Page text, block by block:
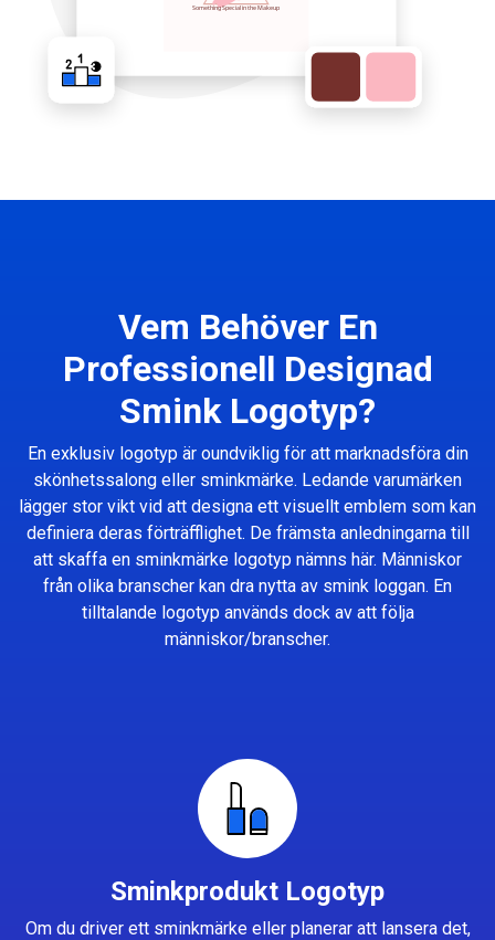
Vem Behöver En
Professionell Designad
Smink Logotyp?
En exklusiv logotyp är oundviklig för att marknadsföra din
skönhetssalong eller sminkmärke. Ledande varumärken
lägger stor vikt vid att designa ett visuellt emblem som kan
definiera deras förträfflighet. De främsta anledningarna till
att skaffa en sminkmärke logotyp nämns här. Människor
från olika branscher kan dra nytta av smink loggan. En
tilltalande logotyp används dock av att följa
människor/branscher.
Sminkprodukt Logotyp
Om du driver ett sminkmärke eller planerar att lansera det,